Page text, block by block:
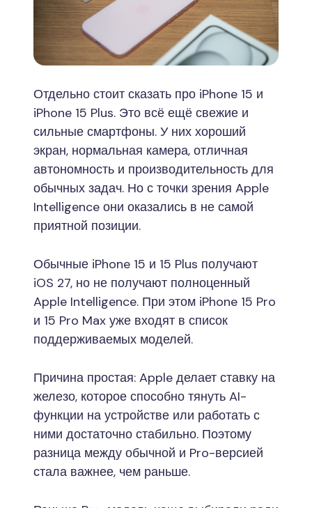
Отдельно стоит сказать про iPhone 15 и
iPhone 15 Plus. Это всё ещё свежие и
сильные смартфоны. У них хороший
экран, нормальная камера, отличная
автономность и производительность для
обычных задач. Но с точки зрения Apple
Intelligence они оказались в не самой
приятной позиции.
Обычные iPhone 15 и 15 Plus получают
iOS 27, но не получают полноценный
Apple Intelligence. При этом iPhone 15 Pro
и 15 Pro Max уже входят в список
поддерживаемых моделей.
Причина простая: Apple делает ставку на
железо, которое способно тянуть AI-
функции на устройстве или работать с
ними достаточно стабильно. Поэтому
разница между обычной и Pro-версией
стала важнее, чем раньше.